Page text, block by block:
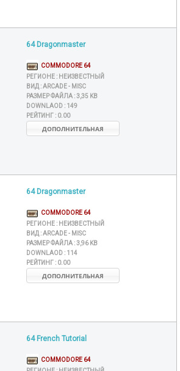
64 Dragonmaster
COMMODORE 64
РЕГИОНЕ : НЕИЗВЕСТНЫЙ
ВИД :ARCADE - MISC
РАЗМЕР ФАЙЛА :3,35 KB
DOWNLAOD : 149
РЕЙТИНГ : 0.00
ДОПОЛНИТЕЛЬНАЯ
64 Dragonmaster
COMMODORE 64
РЕГИОНЕ : НЕИЗВЕСТНЫЙ
ВИД :ARCADE - MISC
РАЗМЕР ФАЙЛА :3,96 KB
DOWNLAOD : 114
РЕЙТИНГ : 0.00
ДОПОЛНИТЕЛЬНАЯ
64 French Tutorial
COMMODORE 64